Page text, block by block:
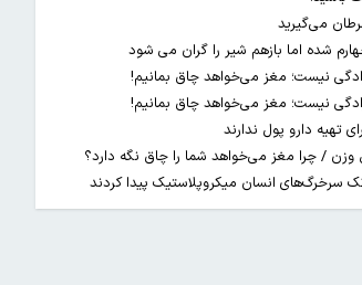
می‌گیرید
شده اما بازهم شیر را گران می‌ شود
نیست؛ مغز می‌خواهد چاق بمانیم!
نیست؛ مغز می‌خواهد چاق بمانیم!
تهیه دارو پول ندارند
/ چرا مغز می‌خواهد شما را چاق نگه دارد؟
سرخرگ‌های انسان میکروپلاستیک پیدا کردند